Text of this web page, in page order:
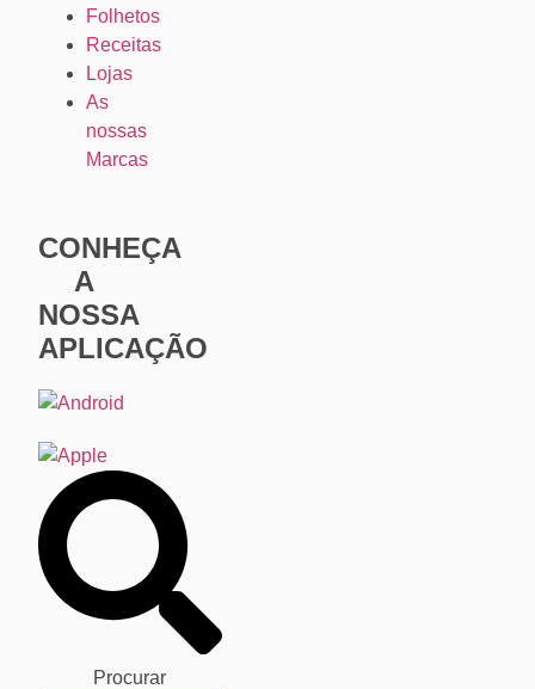
Folhetos
Receitas
Lojas
As
nossas
Marcas
CONHEÇA
A
NOSSA
APLICAÇÃO
Procurar